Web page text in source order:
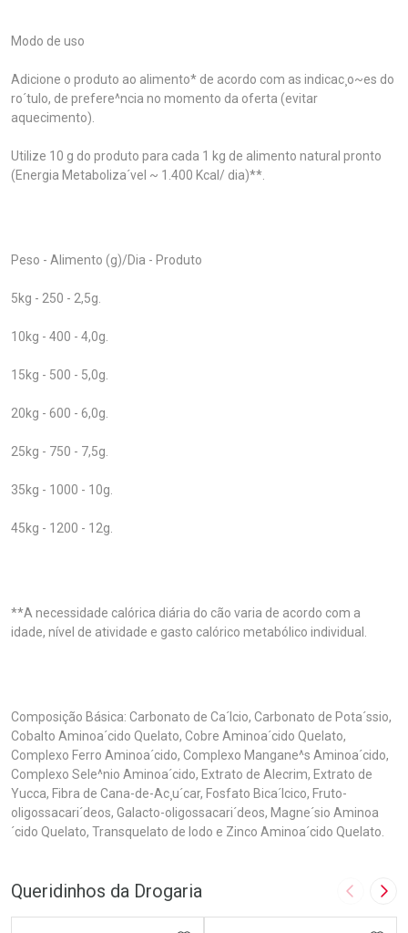
Modo de uso
Adicione o produto ao alimento* de acordo com as indicac¸o~es do
ro´tulo, de prefere^ncia no momento da oferta (evitar
aquecimento).
Utilize 10 g do produto para cada 1 kg de alimento natural pronto
(Energia Metaboliza´vel ~ 1.400 Kcal/ dia)**.
Peso - Alimento (g)/Dia - Produto
5kg - 250 - 2,5g.
10kg - 400 - 4,0g.
15kg - 500 - 5,0g.
20kg - 600 - 6,0g.
25kg - 750 - 7,5g.
35kg - 1000 - 10g.
45kg - 1200 - 12g.
**A necessidade calórica diária do cão varia de acordo com a
idade, nível de atividade e gasto calórico metabólico individual.
Composição Básica: Carbonato de Ca´lcio, Carbonato de Pota´ssio,
Cobalto Aminoa´cido Quelato, Cobre Aminoa´cido Quelato,
Complexo Ferro Aminoa´cido, Complexo Mangane^s Aminoa´cido,
Complexo Sele^nio Aminoa´cido, Extrato de Alecrim, Extrato de
Yucca, Fibra de Cana-de-Ac¸u´car, Fosfato Bica´lcico, Fruto-
oligossacari´deos, Galacto-oligossacari´deos, Magne´sio Aminoa
´cido Quelato, Transquelato de Iodo e Zinco Aminoa´cido Quelato.
Queridinhos da Drogaria Imagem